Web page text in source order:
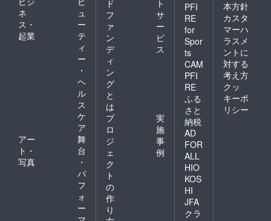
ネ
ス・
起業
ュ
ー
テ
ィ
ー
・
ヘ
ル
ス
ケ
ア
アー
ト・
写真
舞
台
・
パ
フ
ォ
ー
ド
フ
ァ
ン
デ
ィ
ン
グ
と
は
ト
サ
ー
ビ
ス
プ
ロ
ジ
ェ
ク
ト
の
作
り
実
施
事
例
PFI
RE
for
Spor
ts
CAM
PFI
RE
ふる
さと
納税
AD
FOR
ALL
HIO
KOS
HI
JFA
クラ
本方針
カスタ
マーハ
ラスメ
ントに
対する
考え方
クッ
キーポ
リシー